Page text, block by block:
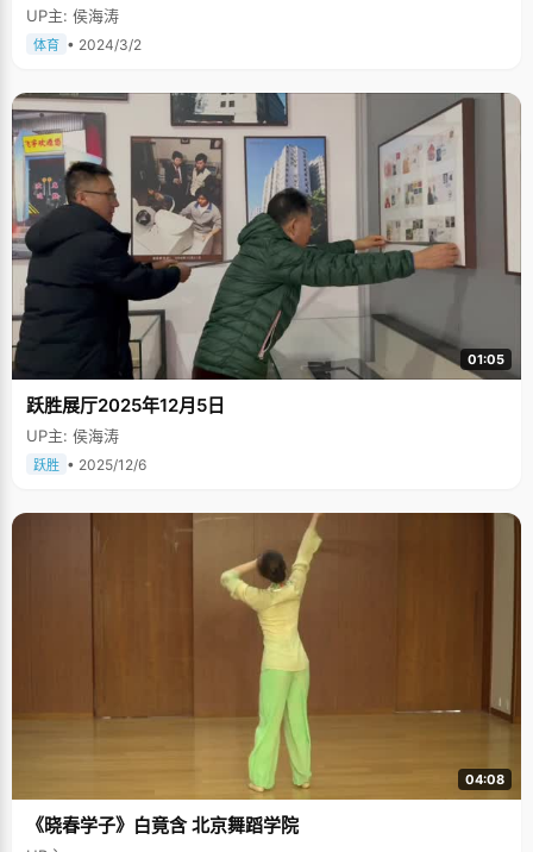
UP主: 侯海涛
体育 • 2024/3/2
01:05
跃胜展厅2025年12月5日
UP主: 侯海涛
跃胜 • 2025/12/6
04:08
《晓春学子》白竟含 北京舞蹈学院